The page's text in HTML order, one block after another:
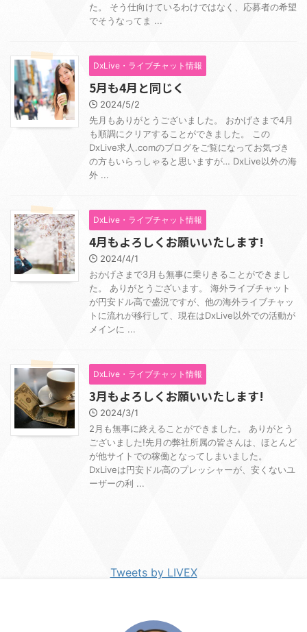
た。 そう仕向けているわけではなく、応募者の希望
でそうなってま ...
DxLive・ライブチャット情報
5月も4月と同じく
2024/5/2
先月もありがとうございました。 おかげさまで4月
も順調にクリアすることができました。 この
DxLive求人.comのブログをご覧になってお気づき
の方もいらっしゃると思いますが… DxLive以外の海
外 ...
DxLive・ライブチャット情報
4月もよろしくお願いいたします!
2024/4/1
おかげさまで3月も無事に乗りきることができまし
た。 ありがとうございます。 海外ライブチャット
が円安ドル高で盛況ですが、他の海外ライブチャッ
トに流れが移行して、現在はDxLive以外での活動が
メインに ...
DxLive・ライブチャット情報
3月もよろしくお願いいたします!
2024/3/1
2月も無事に終えることができました。 ありがとう
ございました!先月の弊社所属の皆さんは、ほとんど
が他サイトでの稼働となってしまいました。
DxLiveは円安ドル高のプレッシャーが、安くないユ
ーザーの利 ...
Tweets by LIVEX